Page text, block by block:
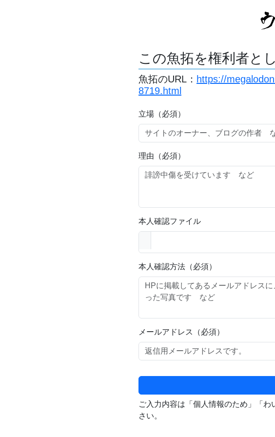
この魚拓を権利者と
魚拓のURL： https://
8719.html
立場（必須）
理由（必須）
本人確認ファイル
本人確認方法（必須）
メールアドレス（必須）
ご入力内容は「個人情報のため」「
さい。